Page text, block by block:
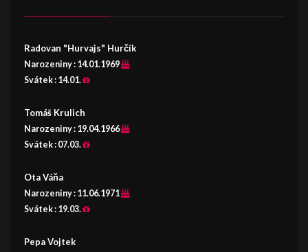
Radovan "Hurvajs" Hurčík
Narozeniny : 14.01.1969
Svátek : 14.01.
Tomáš Krulich
Narozeniny : 19.04.1966
Svátek : 07.03.
Ota Váňa
Narozeniny : 11.06.1971
Svátek : 19.03.
Pepa Vojtek